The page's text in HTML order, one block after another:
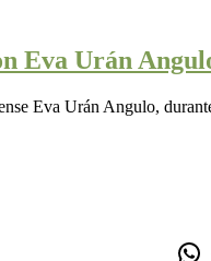
Eva Urán
Eva Urán Angulo,